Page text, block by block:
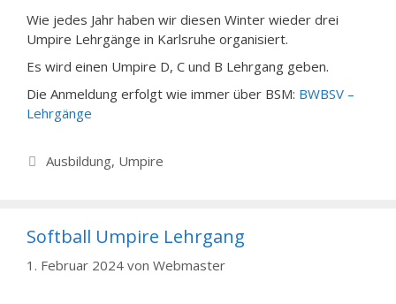
Wie jedes Jahr haben wir diesen Winter wieder drei
Umpire Lehrgänge in Karlsruhe organisiert.
Es wird einen Umpire D, C und B Lehrgang geben.
Die Anmeldung erfolgt wie immer über BSM: BWBSV –
Lehrgänge
Kategorien
Ausbildung, Umpire
Softball Umpire Lehrgang
1. Februar 2024 von Webmaster